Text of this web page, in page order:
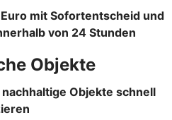
mit Sofortentscheid und
von 24 Stunden
Objekte
Objekte schnell